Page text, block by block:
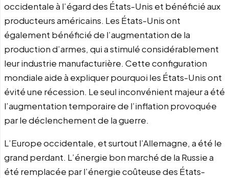
occidentale à l’égard des États-Unis et bénéficié aux
producteurs américains. Les États-Unis ont
également bénéficié de l’augmentation de la
production d’armes, qui a stimulé considérablement
leur industrie manufacturière. Cette configuration
mondiale aide à expliquer pourquoi les États-Unis ont
évité une récession. Le seul inconvénient majeur a été
l’augmentation temporaire de l’inflation provoquée
par le déclenchement de la guerre.
L’Europe occidentale, et surtout l’Allemagne, a été le
grand perdant. L’énergie bon marché de la Russie a
été remplacée par l’énergie coûteuse des États-